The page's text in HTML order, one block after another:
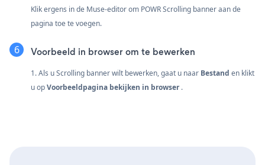
Klik ergens in de Muse-editor om POWR Scrolling banner aan de
pagina toe te voegen.
Voorbeeld in browser om te bewerken
1. Als u Scrolling banner wilt bewerken, gaat u naar Bestand en klikt
u opVoorbeeldpagina bekijken in browser.